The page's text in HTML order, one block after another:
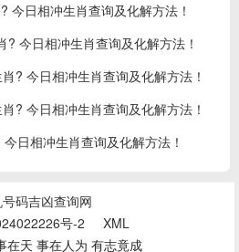
今日相冲生肖查询及化解方法！
今日相冲生肖查询及化解方法！
? 今日相冲生肖查询及化解方法！
? 今日相冲生肖查询及化解方法！
日相冲生肖查询及化解方法！
码吉凶查询网
号-2
XML
在天 事在人为 有志竟成